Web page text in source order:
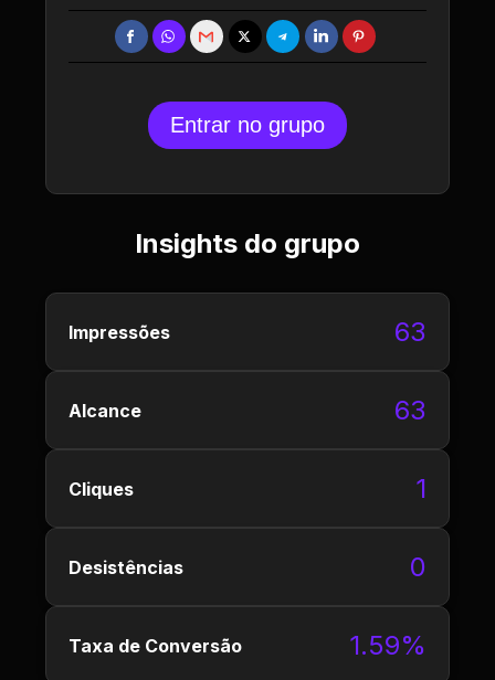
Entrar no grupo
Insights do grupo
Impressões 63
Alcance 63
Cliques 1
Desistências 0
Taxa de Conversão 1.59%